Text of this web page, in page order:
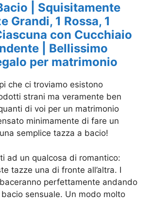
| Squisitamente
Grandi, 1 Rossa, 1
con Cucchiaio
| Bellissimo
per matrimonio
che ci troviamo esistono
strani ma veramente ben
di voi per un matrimonio
minimamente di fare un
semplice tazza a bacio!
ad un qualcosa di romantico:
tazze una di fronte all’altra. I
perfettamente andando
sensuale. Un modo molto